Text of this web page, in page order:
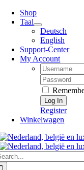
Skip
Shop
Taal
Deutsch
English
Support-Center
My Account
Username:
Password:
Register
Winkelwagen